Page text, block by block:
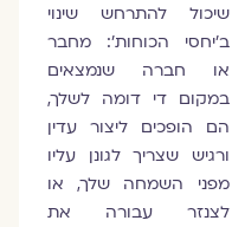
שיכול להתרחש שינוי
ב'יחסי הכוחות': מחבר
או חברה שנמצאים
במקום די דומה לשלך,
הם הופכים ליצור עדין
ורגיש שצריך לגונן עליו
מפני השמחה שלך, או
לצנזר עבורה את